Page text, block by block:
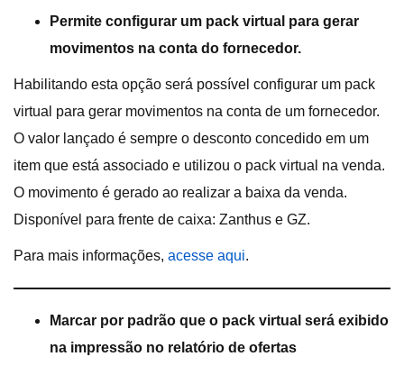
Permite configurar um pack virtual para gerar
movimentos na conta do fornecedor.
Habilitando esta opção será possível configurar um pack
virtual para gerar movimentos na conta de um fornecedor.
O valor lançado é sempre o desconto concedido em um
item que está associado e utilizou o pack virtual na venda.
O movimento é gerado ao realizar a baixa da venda.
Disponível para frente de caixa: Zanthus e GZ.
Para mais informações, acesse aqui.
Marcar por padrão que o pack virtual será exibido
na impressão no relatório de ofertas